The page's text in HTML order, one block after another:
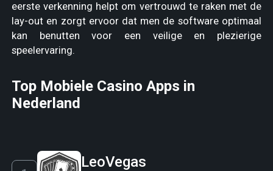
eerste verkenning helpt om vertrouwd te raken met de
lay-out en zorgt ervoor dat men de software optimaal
kan benutten voor een veilige en plezierige
speelervaring.
Top Mobiele Casino Apps in
Nederland
LeoVegas